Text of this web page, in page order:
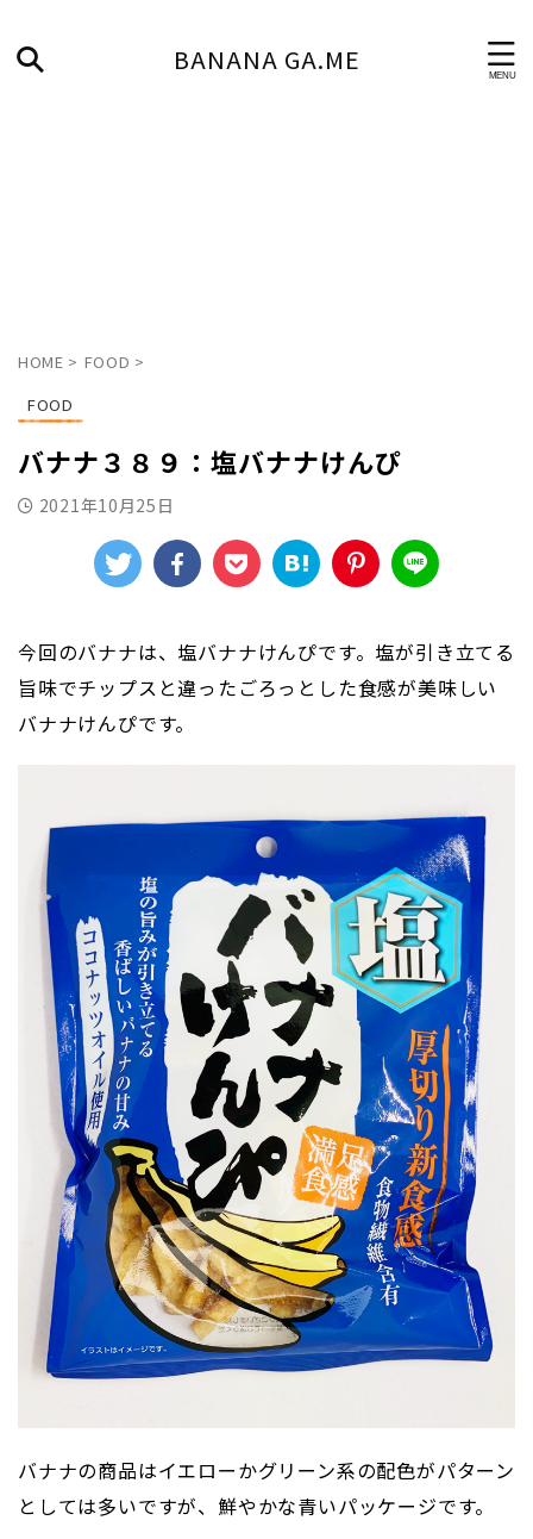
BANANA GA.ME
HOME > FOOD >
FOOD
バナナ３８９：塩バナナけんぴ
2021年10月25日
今回のバナナは、塩バナナけんぴです。塩が引き立てる
旨味でチップスと違ったごろっとした食感が美味しい
バナナけんぴです。
バナナの商品はイエローかグリーン系の配色がパターン
としては多いですが、鮮やかな青いパッケージです。